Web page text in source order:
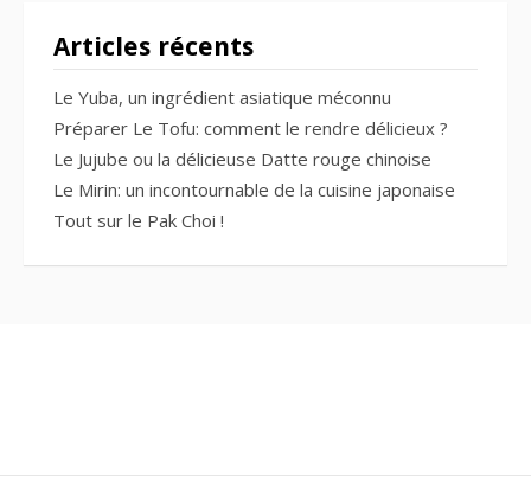
Articles récents
Le Yuba, un ingrédient asiatique méconnu
Préparer Le Tofu: comment le rendre délicieux ?
Le Jujube ou la délicieuse Datte rouge chinoise
Le Mirin: un incontournable de la cuisine japonaise
Tout sur le Pak Choi !